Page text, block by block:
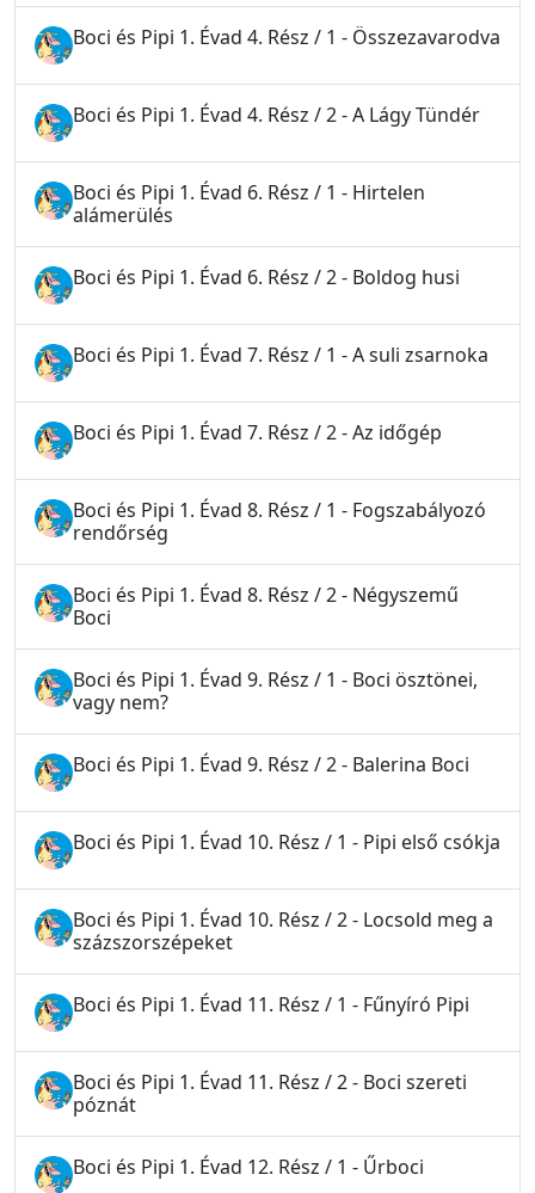
Boci és Pipi 1. Évad 4. Rész / 1 - Összezavarodva
Boci és Pipi 1. Évad 4. Rész / 2 - A Lágy Tündér
Boci és Pipi 1. Évad 6. Rész / 1 - Hirtelen
alámerülés
Boci és Pipi 1. Évad 6. Rész / 2 - Boldog husi
Boci és Pipi 1. Évad 7. Rész / 1 - A suli zsarnoka
Boci és Pipi 1. Évad 7. Rész / 2 - Az időgép
Boci és Pipi 1. Évad 8. Rész / 1 - Fogszabályozó
rendőrség
Boci és Pipi 1. Évad 8. Rész / 2 - Négyszemű
Boci
Boci és Pipi 1. Évad 9. Rész / 1 - Boci ösztönei,
vagy nem?
Boci és Pipi 1. Évad 9. Rész / 2 - Balerina Boci
Boci és Pipi 1. Évad 10. Rész / 1 - Pipi első csókja
Boci és Pipi 1. Évad 10. Rész / 2 - Locsold meg a
százszorszépeket
Boci és Pipi 1. Évad 11. Rész / 1 - Fűnyíró Pipi
Boci és Pipi 1. Évad 11. Rész / 2 - Boci szereti
póznát
Boci és Pipi 1. Évad 12. Rész / 1 - Űrboci